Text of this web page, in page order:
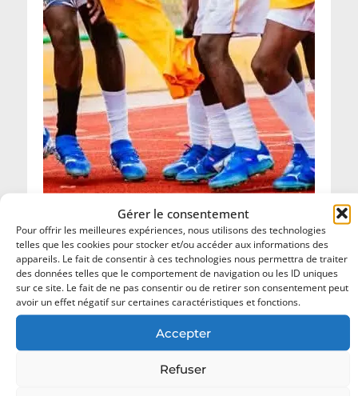
Gérer le consentement
Pour offrir les meilleures expériences, nous utilisons des technologies
telles que les cookies pour stocker et/ou accéder aux informations des
appareils. Le fait de consentir à ces technologies nous permettra de traiter
des données telles que le comportement de navigation ou les ID uniques
sur ce site. Le fait de ne pas consentir ou de retirer son consentement peut
avoir un effet négatif sur certaines caractéristiques et fonctions.
Accepter
Refuser
Championnat National Scolaire 2026 : les
champions de football désormais connus.
18 juillet 2026